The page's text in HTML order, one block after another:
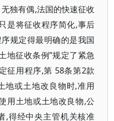
独有偶,法国的快速征收
是将征收程序简化,事后
规定得最明确的是我国
地征收条例”规定了紧急
征用程序,第 58条第2款
地或土地改良物时,准用
用土地或土地改良物,公
,得经中央主管机关核准